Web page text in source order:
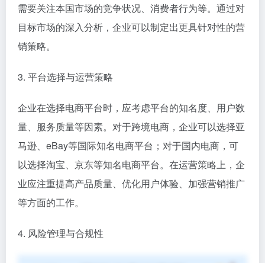
需要关注本国市场的竞争状况、消费者行为等。通过对
目标市场的深入分析，企业可以制定出更具针对性的营
销策略。
3. 平台选择与运营策略
企业在选择电商平台时，应考虑平台的知名度、用户数
量、服务质量等因素。对于跨境电商，企业可以选择亚
马逊、eBay等国际知名电商平台；对于国内电商，可
以选择淘宝、京东等知名电商平台。在运营策略上，企
业应注重提高产品质量、优化用户体验、加强营销推广
等方面的工作。
4. 风险管理与合规性